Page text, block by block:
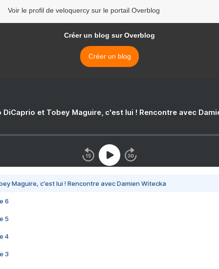
Voir le profil de veloquercy sur le portail Overblog
Créer un blog sur Overblog
Créer un blog
DiCaprio et Tobey Maguire, c'est lui ! Rencontre avec
Maguire, c'est lui ! Rencontre avec Damien Witecka
6
5
4
3